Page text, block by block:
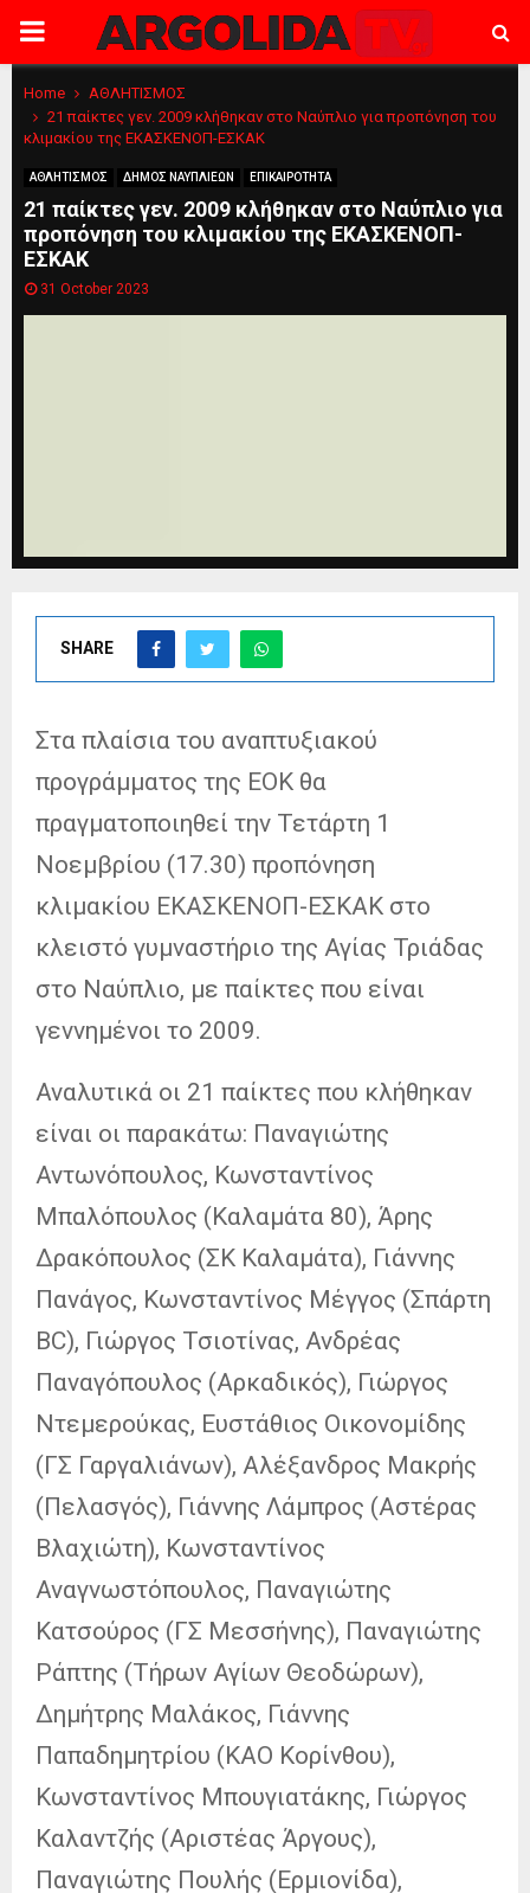
PRIMARY
MENU
Home
ΑΘΛΗΤΙΣΜΟΣ
21 παίκτες γεν. 2009 κλήθηκαν στο Ναύπλιο για προπόνηση του
κλιμακίου της ΕΚΑΣΚΕΝΟΠ-ΕΣΚΑΚ
ΑΘΛΗΤΙΣΜΟΣ ΔΗΜΟΣ ΝΑΥΠΛΙΕΩΝ ΕΠΙΚΑΙΡΟΤΗΤΑ
21 παίκτες γεν. 2009 κλήθηκαν στο Ναύπλιο για
προπόνηση του κλιμακίου της ΕΚΑΣΚΕΝΟΠ-
ΕΣΚΑΚ
31 October 2023
SHARE
Στα πλαίσια του αναπτυξιακού
προγράμματος της ΕΟΚ θα
πραγματοποιηθεί την Τετάρτη 1
Νοεμβρίου (17.30) προπόνηση
κλιμακίου ΕΚΑΣΚΕΝΟΠ-ΕΣΚΑΚ στο
κλειστό γυμναστήριο της Αγίας Τριάδας
στο Ναύπλιο, με παίκτες που είναι
γεννημένοι το 2009.
Αναλυτικά οι 21 παίκτες που κλήθηκαν
είναι οι παρακάτω: Παναγιώτης
Αντωνόπουλος, Κωνσταντίνος
Μπαλόπουλος (Καλαμάτα 80), Άρης
Δρακόπουλος (ΣΚ Καλαμάτα), Γιάννης
Πανάγος, Κωνσταντίνος Μέγγος (Σπάρτη
BC), Γιώργος Τσιοτίνας, Ανδρέας
Παναγόπουλος (Αρκαδικός), Γιώργος
Ντεμερούκας, Ευστάθιος Οικονομίδης
(ΓΣ Γαργαλιάνων), Αλέξανδρος Μακρής
(Πελασγός), Γιάννης Λάμπρος (Αστέρας
Βλαχιώτη), Κωνσταντίνος
Αναγνωστόπουλος, Παναγιώτης
Κατσούρος (ΓΣ Μεσσήνης), Παναγιώτης
Ράπτης (Τήρων Αγίων Θεοδώρων),
Δημήτρης Μαλάκος, Γιάννης
Παπαδημητρίου (ΚΑΟ Κορίνθου),
Κωνσταντίνος Μπουγιατάκης, Γιώργος
Καλαντζής (Αριστέας Άργους),
Παναγιώτης Πουλής (Ερμιονίδα),